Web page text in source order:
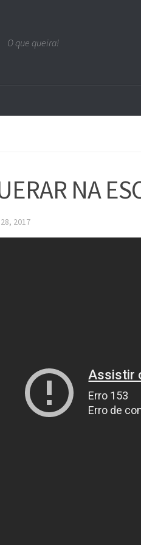
O que queira!
NA
2017